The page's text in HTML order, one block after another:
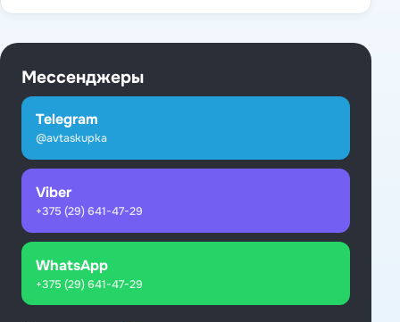
Мессенджеры
Telegram
@avtaskupka
Viber
+375 (29) 641-47-29
WhatsApp
+375 (29) 641-47-29